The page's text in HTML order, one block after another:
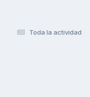
Toda la actividad